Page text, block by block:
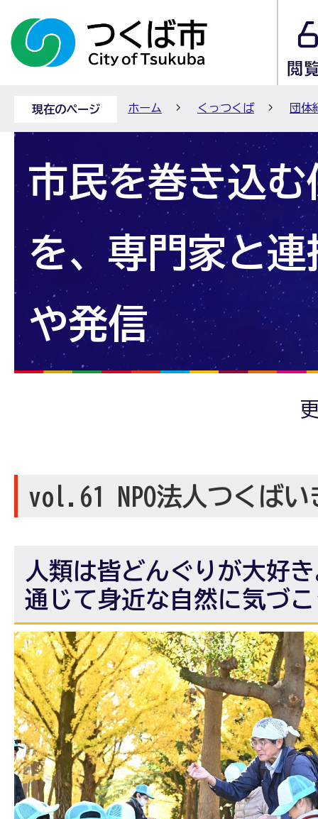
現在のページ ホーム くっつくば 団体
市民を巻き込む
を、専門家と
や発信
vol.61 NPO法人つくばい
人類は皆どんぐりが大好
通じて身近な自然に気づ